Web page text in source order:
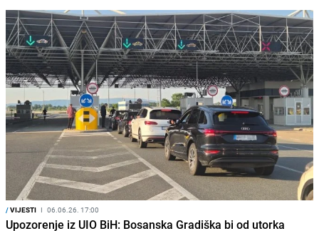
/VIJESTI I 06.06.26. 17:00
Upozorenje iz UIO BiH: Bosanska Gradiška bi od utorka